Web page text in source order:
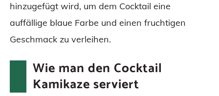
hinzugefügt wird, um dem Cocktail eine
auffällige blaue Farbe und einen fruchtigen
Geschmack zu verleihen.
Wie man den Cocktail
Kamikaze serviert